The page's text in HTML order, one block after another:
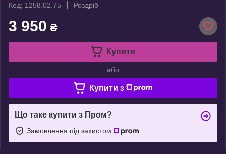
Код: 1258.02.75
Роздріб
3 950 ₴
Купити
або
Купити з
Що таке купити з Пром?
Замовлення під захистом